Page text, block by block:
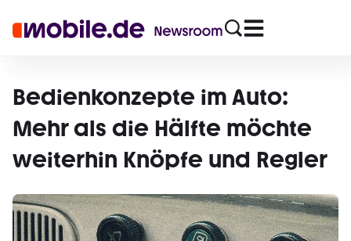
Bedienkonzepte im Auto:
Mehr als die Hälfte möchte
weiterhin Knöpfe und Regler